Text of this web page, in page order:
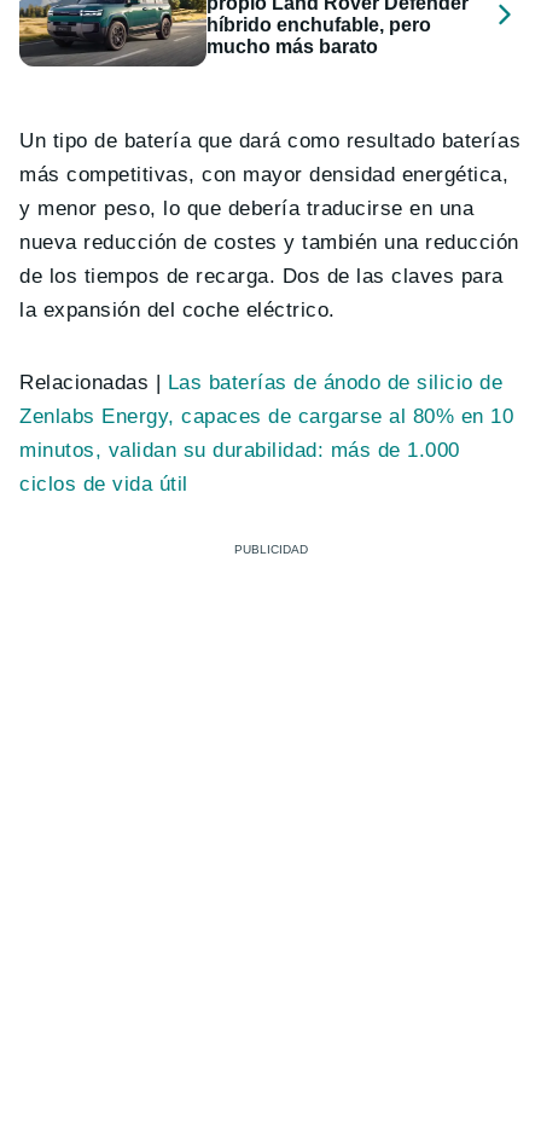
híbrido enchufable, pero
mucho más barato
Un tipo de batería que dará como resultado baterías
más competitivas, con mayor densidad energética,
y menor peso, lo que debería traducirse en una
nueva reducción de costes y también una reducción
de los tiempos de recarga. Dos de las claves para
la expansión del coche eléctrico.
Relacionadas |
Las baterías de ánodo de silicio de
Zenlabs Energy, capaces de cargarse al 80% en 10
minutos, validan su durabilidad: más de 1.000
ciclos de vida útil